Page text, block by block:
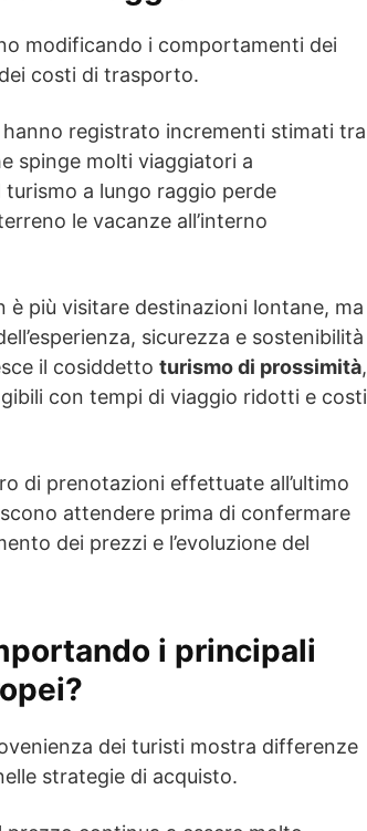
modificando i comportamenti dei
costi di trasporto.
registrato incrementi stimati tra
spinge molti viaggiatori a
a lungo raggio perde
le vacanze all’interno
è più visitare destinazioni lontane, ma
sicurezza e sostenibilità
il cosiddetto turismo di prossimità,
con tempi di viaggio ridotti e costi
di prenotazioni effettuate all’ultimo
attendere prima di confermare
dei prezzi e l’evoluzione del
i principali
dei turisti mostra differenze
strategie di acquisto.